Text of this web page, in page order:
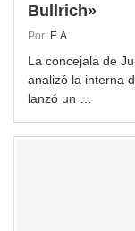
Bullrich»
Por: E.A
La concejala de
analizó la interna
lanzó un …